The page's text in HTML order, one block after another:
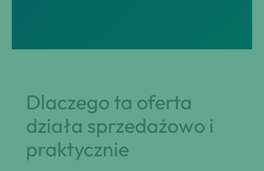
Dlaczego ta oferta
działa sprzedażowo i
praktycznie